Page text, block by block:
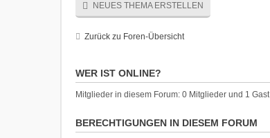
NEUES THEMA ERSTELLEN
Zurück zu Foren-Übersicht
WER IST ONLINE?
Mitglieder in diesem Forum: 0 Mitglieder und 1 Gast
BERECHTIGUNGEN IN DIESEM FORUM